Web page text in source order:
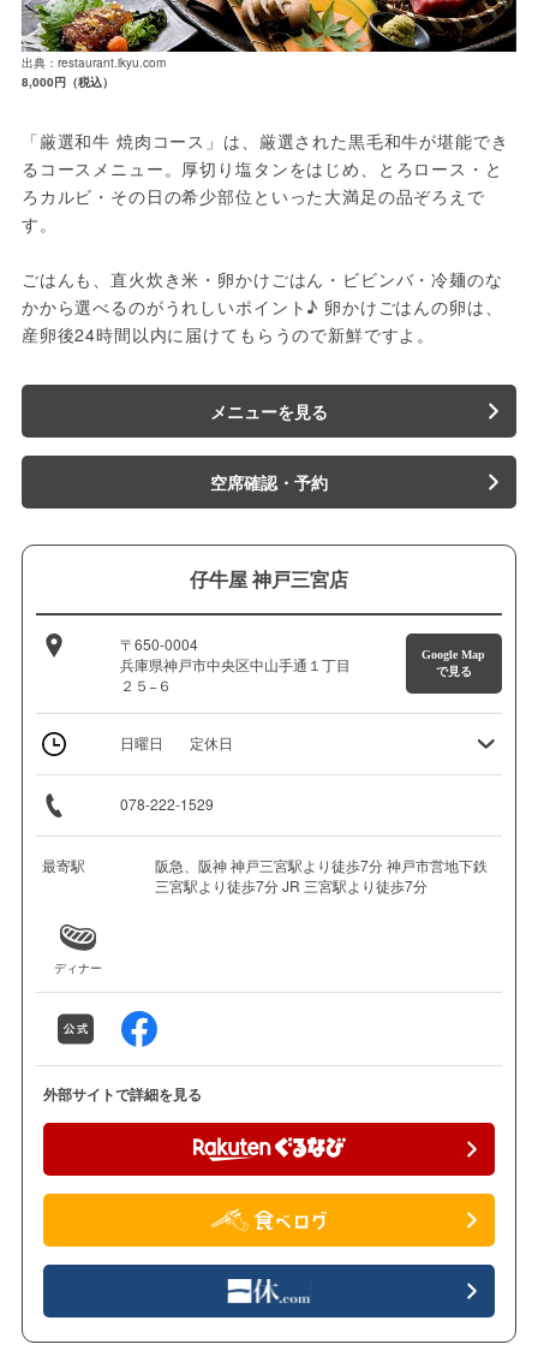
出典：restaurant.ikyu.com
8,000円（税込）
「厳選和牛 焼肉コース」は、厳選された黒毛和牛が堪能でき
るコースメニュー。厚切り塩タンをはじめ、とろロース・と
ろカルビ・その日の希少部位といった大満足の品ぞろえで
す。
ごはんも、直火炊き米・卵かけごはん・ビビンバ・冷麺のな
かから選べるのがうれしいポイント♪ 卵かけごはんの卵は、
産卵後24時間以内に届けてもらうので新鮮ですよ。
メニューを見る
空席確認・予約
仔牛屋 神戸三宮店
〒650-0004
兵庫県神戸市中央区中山手通１丁目
２５−６
Google Map
で見る
日曜日 定休日
078-222-1529
最寄駅
阪急、阪神 神戸三宮駅より徒歩7分 神戸市営地下鉄
三宮駅より徒歩7分 JR 三宮駅より徒歩7分
ディナー
外部サイトで詳細を見る